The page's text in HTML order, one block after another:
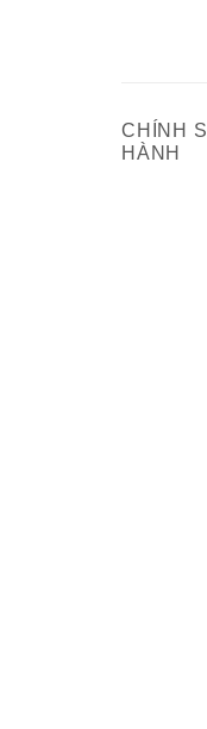
CHÍNH
HÀNH